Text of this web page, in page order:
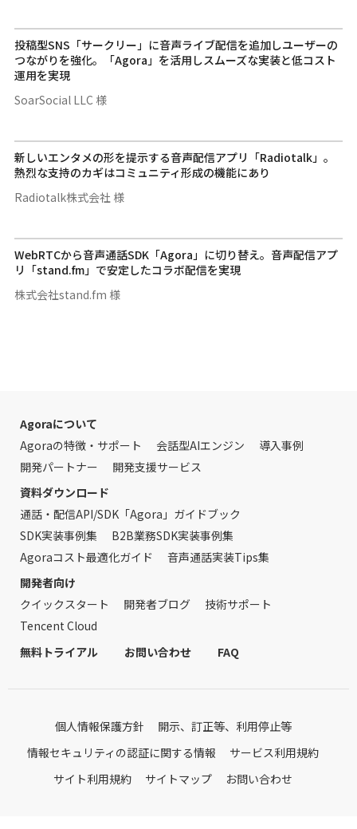
投稿型SNS「サークリー」に音声ライブ配信を追加しユーザーの
つながりを強化。「Agora」を活用しスムーズな実装と低コスト
運用を実現
SoarSocial LLC 様
新しいエンタメの形を提示する音声配信アプリ「Radiotalk」。
熱烈な支持のカギはコミュニティ形成の機能にあり
Radiotalk株式会社 様
WebRTCから音声通話SDK「Agora」に切り替え。音声配信アプ
リ「stand.fm」で安定したコラボ配信を実現
株式会社stand.fm 様
Agoraについて
Agoraの特徴・サポート
会話型AIエンジン
導入事例
開発パートナー
開発支援サービス
資料ダウンロード
通話・配信API/SDK「Agora」ガイドブック
SDK実装事例集
B2B業務SDK実装事例集
Agoraコスト最適化ガイド
音声通話実装Tips集
開発者向け
クイックスタート
開発者ブログ
技術サポート
Tencent Cloud
無料トライアル
お問い合わせ FAQ
個人情報保護方針
開示、訂正等、利用停止等
情報セキュリティの認証に関する情報
サービス利用規約
サイト利用規約
サイトマップ お問い合わせ